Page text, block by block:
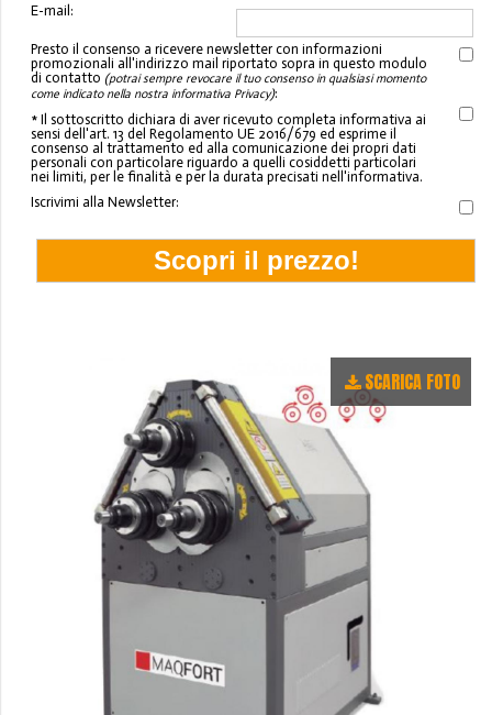
E-mail:
Presto il consenso a ricevere newsletter con informazioni
promozionali all'indirizzo mail riportato sopra in questo modulo
di contatto (potrai sempre revocare il tuo consenso in qualsiasi momento
come indicato nella nostra informativa Privacy):
* Il sottoscritto dichiara di aver ricevuto completa informativa ai
sensi dell'art. 13 del Regolamento UE 2016/679 ed esprime il
consenso al trattamento ed alla comunicazione dei propri dati
personali con particolare riguardo a quelli cosiddetti particolari
nei limiti, per le finalità e per la durata precisati nell'informativa.
Iscrivimi alla Newsletter:
SCARICA FOTO